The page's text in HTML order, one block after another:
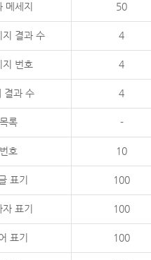
메세지 50
지 결과 수 4
지 번호 4
결과 수 4
목록 -
번호 10
표기 100
자 표기 100
표기 100